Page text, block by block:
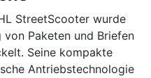
StreetScooter wurde
Paketen und Briefen
Seine kompakte
Antriebstechnologie